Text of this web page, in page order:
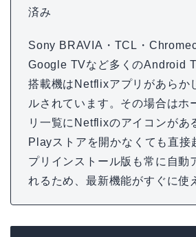
済み
Sony BRAVIA・TCL・
Google TVなど多くのAndroid
搭載機はNetflixアプリがあらか
ルされています。その場合はホ
リ一覧にNetflixのアイコンがあ
Playストアを開かなくても直接
プリインストール版も常に自動
れるため、最新機能がすぐに使